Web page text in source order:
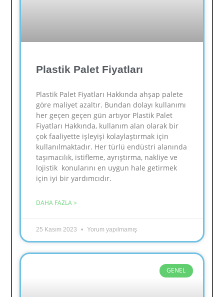
Plastik Palet Fiyatları
Plastik Palet Fiyatları Hakkında ahşap palete
göre maliyet azaltır. Bundan dolayı kullanımı
her geçen geçen gün artıyor Plastik Palet
Fiyatları Hakkında, kullanım alan olarak bir
çok faaliyette işleyişi kolaylaştırmak için
kullanılmaktadır. Her türlü endüstri alanında
taşımacılık, istifleme, ayrıştırma, nakliye ve
lojistik konularını en uygun hale getirmek
için iyi bir yardımcıdır.
DAHA FAZLA >
25 Kasım 2023 Yorum yapılmamış
GENEL